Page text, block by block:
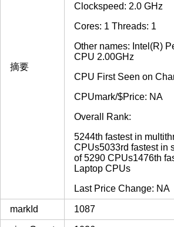
摘要
Clockspeed: 2.0 GHz
Cores: 1 Threads: 1
Other names: Intel(R)
CPU 2.00GHz
CPU First Seen on
CPUmark/$Price: NA
Overall Rank:
5244th fastest in
CPUs5033rd fastest in
of 5290 CPUs1476th
Laptop CPUs
Last Price Change: NA
markId 1087